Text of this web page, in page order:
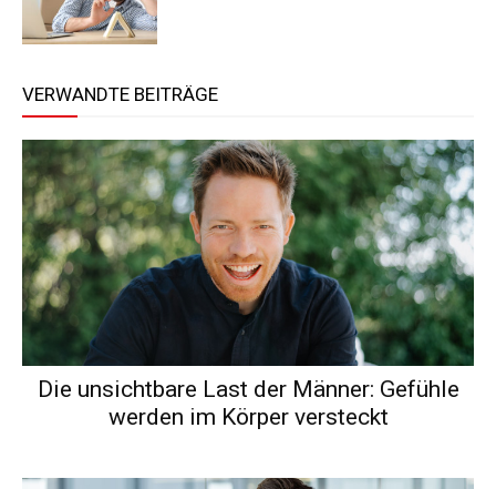
VERWANDTE BEITRÄGE
Die unsichtbare Last der Männer: Gefühle
werden im Körper versteckt